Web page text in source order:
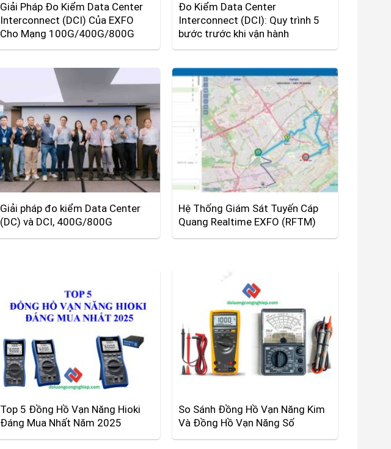
Giải Pháp Đo Kiểm Data Center
Interconnect (DCI) Của EXFO
Cho Mạng 100G/400G/800G
Đo Kiểm Data Center
Interconnect (DCI): Quy trình 5
bước trước khi vận hành
Giải pháp đo kiểm Data Center
(DC) và DCI, 400G/800G
Hệ Thống Giám Sát Tuyến Cáp
Quang Realtime EXFO (RFTM)
Top 5 Đồng Hồ Vạn Năng Hioki
Đáng Mua Nhất Năm 2025
So Sánh Đồng Hồ Vạn Năng Kim
Và Đồng Hồ Vạn Năng Số